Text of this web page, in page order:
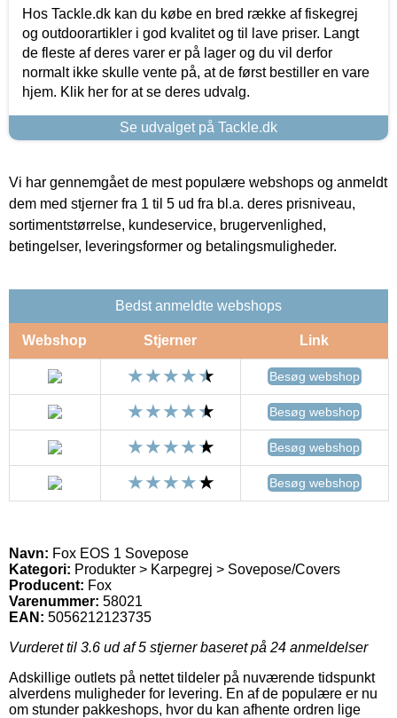
Hos Tackle.dk kan du købe en bred række af fiskegrej
og outdoorartikler i god kvalitet og til lave priser. Langt
de fleste af deres varer er på lager og du vil derfor
normalt ikke skulle vente på, at de først bestiller en vare
hjem. Klik her for at se deres udvalg.
Se udvalget på Tackle.dk
Vi har gennemgået de mest populære webshops og anmeldt
dem med stjerner fra 1 til 5 ud fra bl.a. deres prisniveau,
sortimentstørrelse, kundeservice, brugervenlighed,
betingelser, leveringsformer og betalingsmuligheder.
Bedst anmeldte webshops
Webshop Stjerner Link
Besøg webshop
Besøg webshop
Besøg webshop
Besøg webshop
Navn: Fox EOS 1 Sovepose
Kategori: Produkter > Karpegrej > Sovepose/Covers
Producent: Fox
Varenummer: 58021
EAN: 5056212123735
Vurderet til 3.6 ud af 5 stjerner baseret på 24 anmeldelser
Adskillige outlets på nettet tildeler på nuværende tidspunkt
alverdens muligheder for levering. En af de populære er nu
om stunder pakkeshops, hvor du kan afhente ordren lige